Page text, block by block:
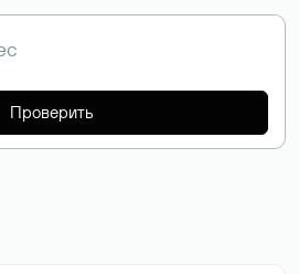
Проверить